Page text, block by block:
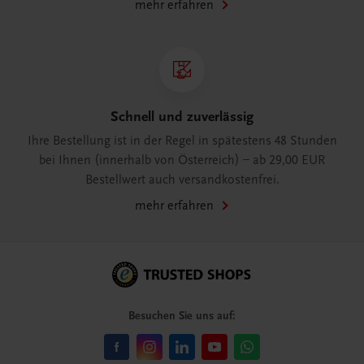
mehr erfahren
Schnell und zuverlässig
Ihre Bestellung ist in der Regel in spätestens 48 Stunden
bei Ihnen (innerhalb von Österreich) – ab 29,00 EUR
Bestellwert auch versandkostenfrei.
mehr erfahren
Besuchen Sie uns auf: